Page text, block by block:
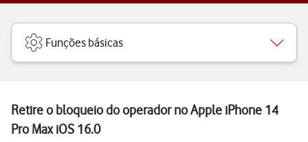
Funções básicas
Retire o bloqueio do operador no Apple iPhone 14
Pro Max iOS 16.0